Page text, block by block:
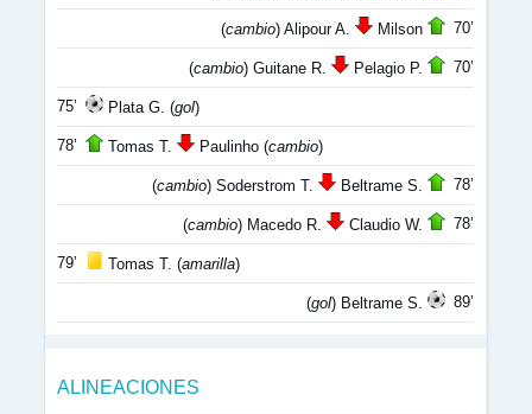
(cambio) Alipour A. Milson 70’
(cambio) Guitane R. Pelagio P. 70’
75’ Plata G. (gol)
78’ Tomas T. Paulinho (cambio)
(cambio) Soderstrom T. Beltrame S. 78’
(cambio) Macedo R. Claudio W. 78’
79’ Tomas T. (amarilla)
(gol) Beltrame S. 89’
ALINEACIONES